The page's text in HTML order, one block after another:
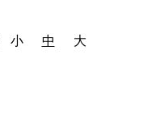
小 中
大